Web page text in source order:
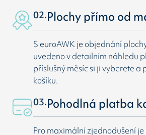
02.Plochy přímo od
S euroAWK je objednání
uvedeno v detailním náhledu
příslušný měsíc si ji vyberete a
košíku.
03.Pohodlná platba
Pro maximální zjednodušení